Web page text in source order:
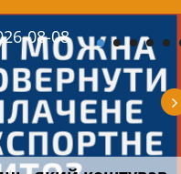
06
08-08
2026-08-05